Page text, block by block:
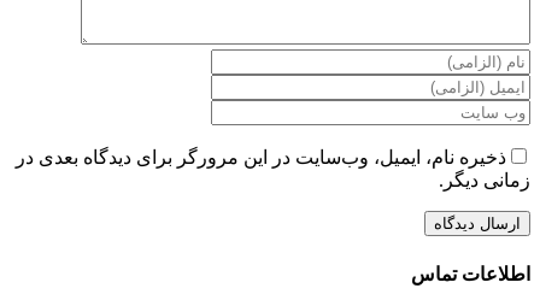
ذخیره نام، ایمیل، وب‌سایت در این مرورگر برای دیدگاه بعدی در
زمانی دیگر.
اطلاعات تماس